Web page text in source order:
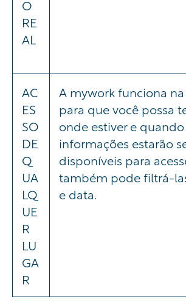
O
RE
AL
AC
ES
SO
DE
Q
UA
LQ
UE
R
LU
GA
R
A mywork funciona
para que você possa
onde estiver e quando
informações estarão
disponíveis para
também pode filtrá-
e data.